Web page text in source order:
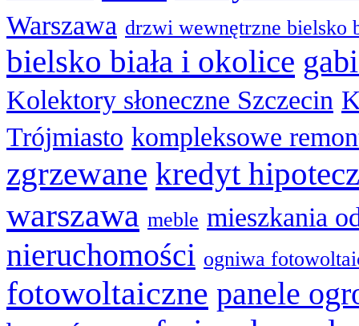
Warszawa drzwi wewnętrzne bielsko
bielsko biała i okolice
Kolektory słoneczne Szczecin
Trójmiasto kompleksowe
zgrzewane kredyt
warszawa meble mieszkania
nieruchomości ogniwa
fotowoltaiczne panele